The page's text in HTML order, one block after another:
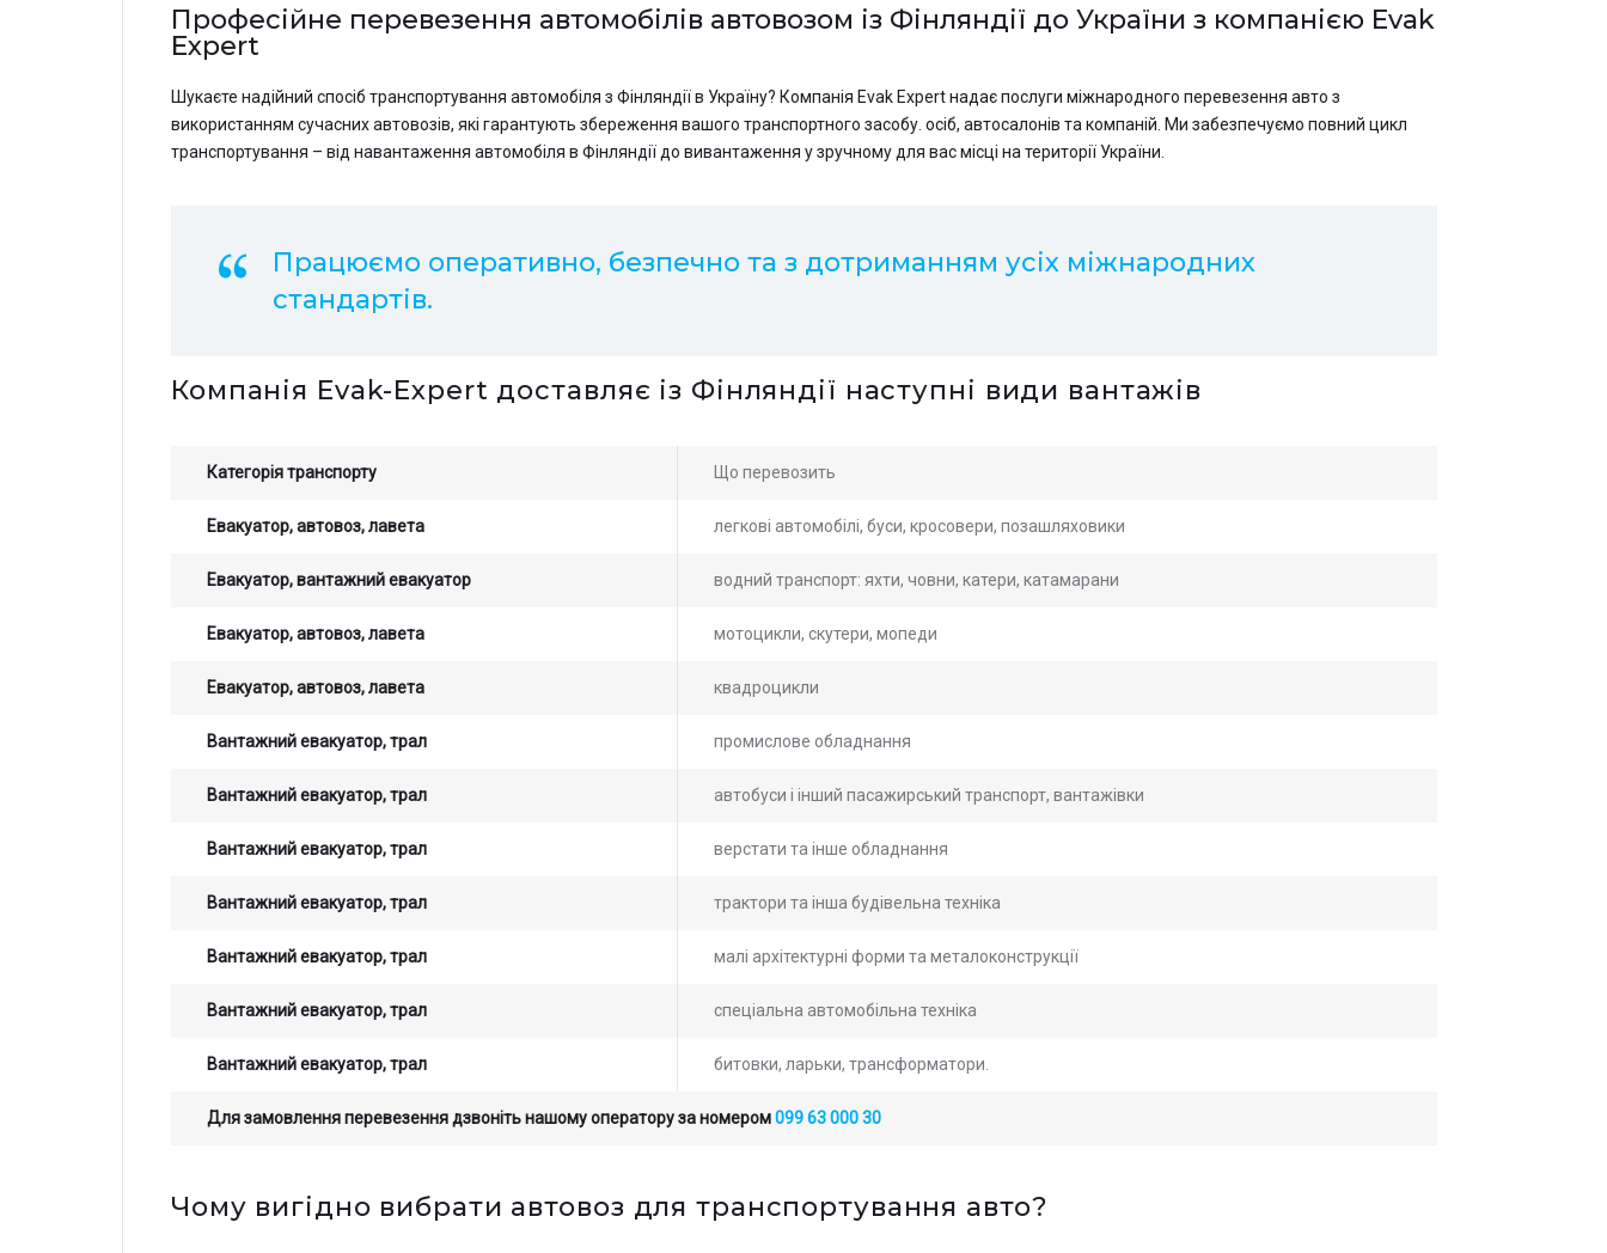
Професійне перевезення автомобілів автовозом із Фінляндії до України з компанією Evak
Expert
Шукаєте надійний спосіб транспортування автомобіля з Фінляндії в Україну? Компанія Evak Expert надає послуги міжнародного перевезення авто з
використанням сучасних автовозів, які гарантують збереження вашого транспортного засобу. осіб, автосалонів та компаній. Ми забезпечуємо повний цикл
транспортування – від навантаження автомобіля в Фінляндії до вивантаження у зручному для вас місці на території України.
Працюємо оперативно, безпечно та з дотриманням усіх міжнародних
стандартів.
Компанія Evak-Expert доставляє із Фінляндії наступні види вантажів
Категорія транспорту Що перевозить
Евакуатор, автовоз, лавета легкові автомобілі, буси, кросовери, позашляховики
Евакуатор, вантажний евакуатор водний транспорт: яхти, човни, катери, катамарани
Евакуатор, автовоз, лавета мотоцикли, скутери, мопеди
Евакуатор, автовоз, лавета квадроцикли
Вантажний евакуатор, трал промислове обладнання
Вантажний евакуатор, трал автобуси і інший пасажирський транспорт, вантажівки
Вантажний евакуатор, трал верстати та інше обладнання
Вантажний евакуатор, трал трактори та інша будівельна техніка
Вантажний евакуатор, трал малі архітектурні форми та металоконструкції
Вантажний евакуатор, трал спеціальна автомобільна техніка
Вантажний евакуатор, трал битовки, ларьки, трансформатори.
Для замовлення перевезення дзвоніть нашому оператору за номером099 63 000 30
Чому вигідно вибрати автовоз для транспортування авто?
Оставьте заявку на просчет
Залиште заявку на